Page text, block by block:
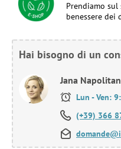
Prendiamo
benessere dei
Hai bisogno di un
Jana
Lun - Ven:
(+39) 366